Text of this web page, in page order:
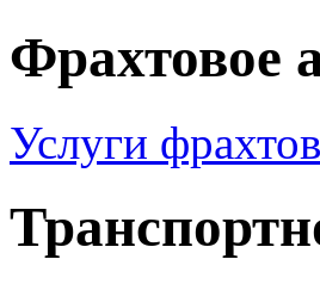
Фрахтовое
Услуги